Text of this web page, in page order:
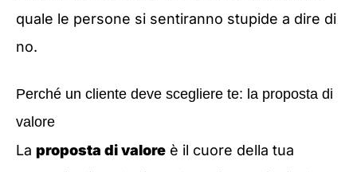
quale le persone si sentiranno stupide a dire di
no.
Perché un cliente deve scegliere te: la proposta di
valore
La proposta di valore è il cuore della tua